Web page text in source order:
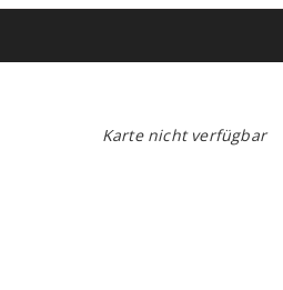
Karte nicht verfügbar